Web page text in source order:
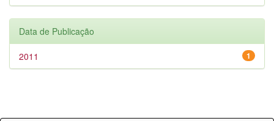
Data de Publicação
1
2011